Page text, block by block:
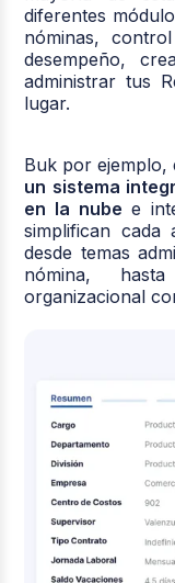
diferentes
nóminas,
desempeño,
administrar tus
lugar.
Buk por ejemplo,
un sistema
en la nube e
simplifican cada
desde temas
nómina,
organizacional